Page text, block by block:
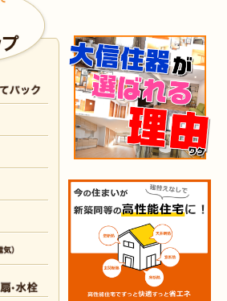
浴室 リフォーム
リフォーム
内装リフォーム （小倉北区 I様邸）
リフォーム （小倉北区 S様邸）
浴室 リフォーム
（八幡東区 N様邸）
（八幡西区 T様邸）
リフォーム （戸畑区 T様邸）
浴室リフォーム
リフォーム （小倉南区 Y様邸）
リフォーム （小倉南区 K様邸）
浴室リフォーム
（小倉南区 F様邸）
浴室 リフォーム （戸畑区 H様邸）
（小倉南区 O様邸）